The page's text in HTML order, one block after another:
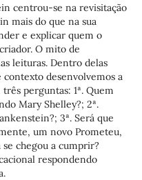
centrou-se na revisitação
mais do que na sua
e explicar quem o
O mito de
leituras. Dentro delas
desenvolvemos a
perguntas: 1ª. Quem
Mary Shelley?; 2ª.
3ª. Será que
um novo Prometeu,
chegou a cumprir?
respondendo